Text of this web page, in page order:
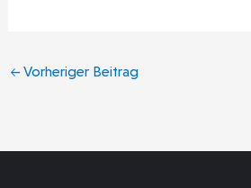
← Vorheriger Beitrag